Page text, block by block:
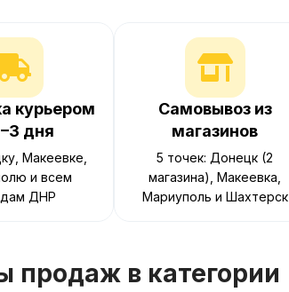
курьером
дня
Макеевке,
и всем
ДНР
Самовывоз из
магазинов
5 точек: Донецк (2
магазина), Макеевка,
Мариуполь и Шахтерск
продаж в категории